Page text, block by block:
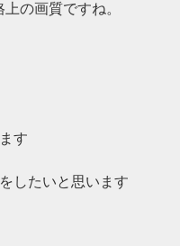
の画質ですね。
す
したいと思います